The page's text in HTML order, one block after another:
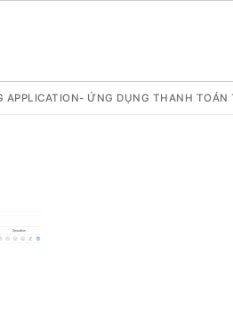
PBX FOR SME
ỨNG DỤNG THANH TOÁN